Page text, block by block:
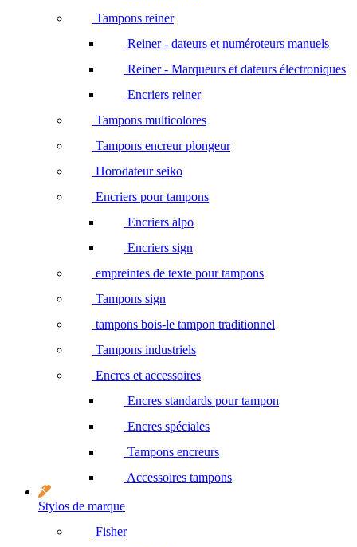
Tampons reiner
Reiner - dateurs et numéroteurs manuels
Reiner - Marqueurs et dateurs électroniques
Encriers reiner
Tampons multicolores
Tampons encreur plongeur
Horodateur seiko
Encriers pour tampons
Encriers alpo
Encriers sign
empreintes de texte pour tampons
Tampons sign
tampons bois-le tampon traditionnel
Tampons industriels
Encres et accessoires
Encres standards pour tampon
Encres spéciales
Tampons encreurs
Accessoires tampons
Stylos de marque
Fisher